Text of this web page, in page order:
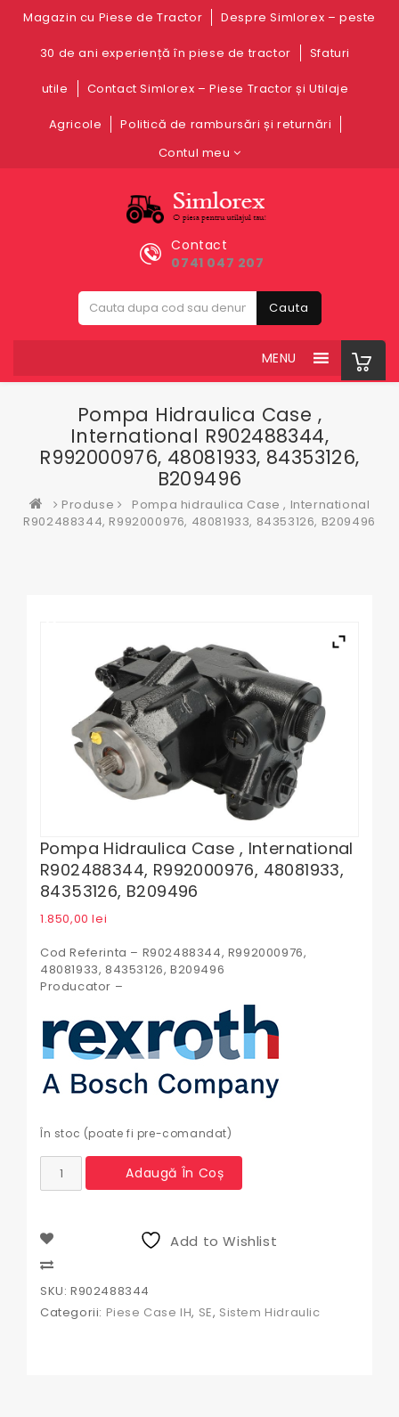
Magazin cu Piese de Tractor Despre Simlorex – peste
30 de ani experiență în piese de tractor Sfaturi
utile Contact Simlorex – Piese Tractor și Utilaje
Agricole
Politică de rambursări și returnări
Contul meu
Contact
0741 047 207
Cauta
MENU
Pompa Hidraulica Case ,
International R902488344,
R992000976, 48081933, 84353126,
B209496
Produse
Pompa hidraulica Case , International
R902488344, R992000976, 48081933, 84353126, B209496
Pompa Hidraulica Case , International
R902488344, R992000976, 48081933,
84353126, B209496
1.850,00lei
Cod Referinta – R902488344, R992000976,
48081933, 84353126, B209496
Producator –
În stoc (poate fi pre-comandat)
Cantitate
Pompa
,
International
R902488344,
48081933,
84353126,
Adaugă În Coș
Add to Wishlist
SKU: R902488344
Categorii: Piese Case IH, SE, Sistem Hidraulic